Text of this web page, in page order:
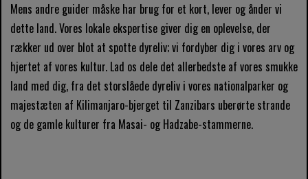
Mens andre guider måske har brug for et kort, lever og ånder vi
dette land. Vores lokale ekspertise giver dig en oplevelse, der
rækker ud over blot at spotte dyreliv; vi fordyber dig i vores arv og
hjertet af vores kultur. Lad os dele det allerbedste af vores smukke
land med dig, fra det storslåede dyreliv i vores nationalparker og
majestæten af ​​Kilimanjaro-bjerget til Zanzibars uberørte strande
og de gamle kulturer fra Masai- og Hadzabe-stammerne.